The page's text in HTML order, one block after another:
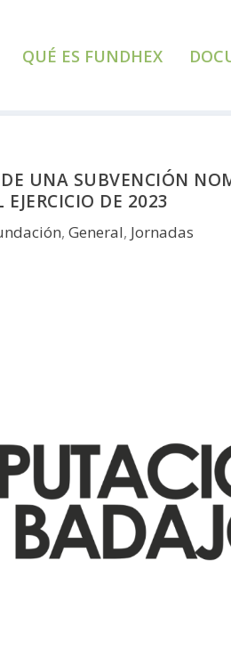
QUÉ ES FUNDHEX
UNA SUBVENCIÓN
DE 2023
, General, Jornadas